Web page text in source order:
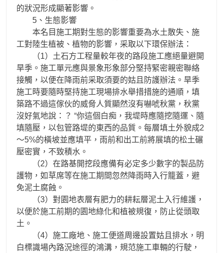
的狀況形成顯著影響。
5、生態影響
本名目施工期對生態的影響重要為水土散失、施
工對陸生植被、植物的影響，采取以下環保辦法：
（1）土石方工程量較年夜的路段施工應絕量避開
旱季。施工單元應與景象形象部分堅持緊密親密聯絡
接觸，以便在降雨前采取須要的姑且防護辦法。旱季
施工時要隨時堅持施工現場排水舉措措施的通順，填
築路不過這傢伙的威脅人質顯然沒有嚇唬秋黨，秋黨
沒好氣地說：？ “你這個白痴，我堤時應隨挖隨運、隨
填隨壓，以包管路堤的東西的品質。每層填土外貌成2
～5%的橫坡並應填平，雨前和出工前將展填的松土碾
壓密實，不致積水。
（2）在路基開挖段應備有必定多少數字的製品防
護物，如草席等在施工期間忽然降雨時入行籠蓋，避
免泥土腐蝕。
（3）對園地表層有肥力的耕耘層泥土入行維護，
以便於施工前期的園地綠化和植被規復，防止從頭取
土。
（4）施工廠地、施工便道周邊設置姑且排水，明
白標識場內路況途徑的鴻溝，規范施工車輛的行駛，